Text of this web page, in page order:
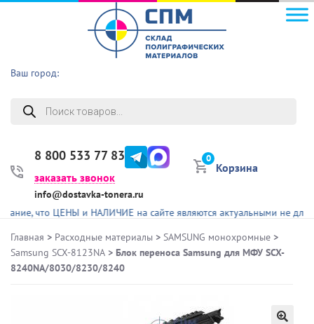
Ваш город:
Поиск
товаров
8 800 533 77 83
заказать звонок
info@dostavka-tonera.ru
0
Корзина
что ЦЕНЫ и НАЛИЧИЕ на сайте являются актуальными не для
Главная > Расходные материалы > SAMSUNG монохромные >
Samsung SCX-8123NA > Блок переноса Samsung для МФУ SCX-
8240NA/8030/8230/8240